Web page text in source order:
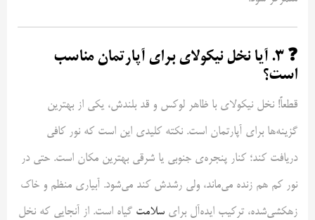
❓ ۳. آیا نخل نیکولای برای آپارتمان مناسب
است؟
قطعاً! نخل نیکولای با ظاهر لوکس و قد بلندش، یکی از بهترین
گزینه‌ها برای آپارتمان است. نکته کلیدی این است که نور کافی
دریافت کند؛ کنار پنجره‌ی جنوبی یا شرقی بهترین مکان است. حتی در
نور کم هم زنده می‌ماند، ولی رشدش کند می‌شود. آبیاری منظم و خاک
زهکشی‌شده، ترکیب ایده‌آل برای سلامت گیاه است. از آنجایی که نخل